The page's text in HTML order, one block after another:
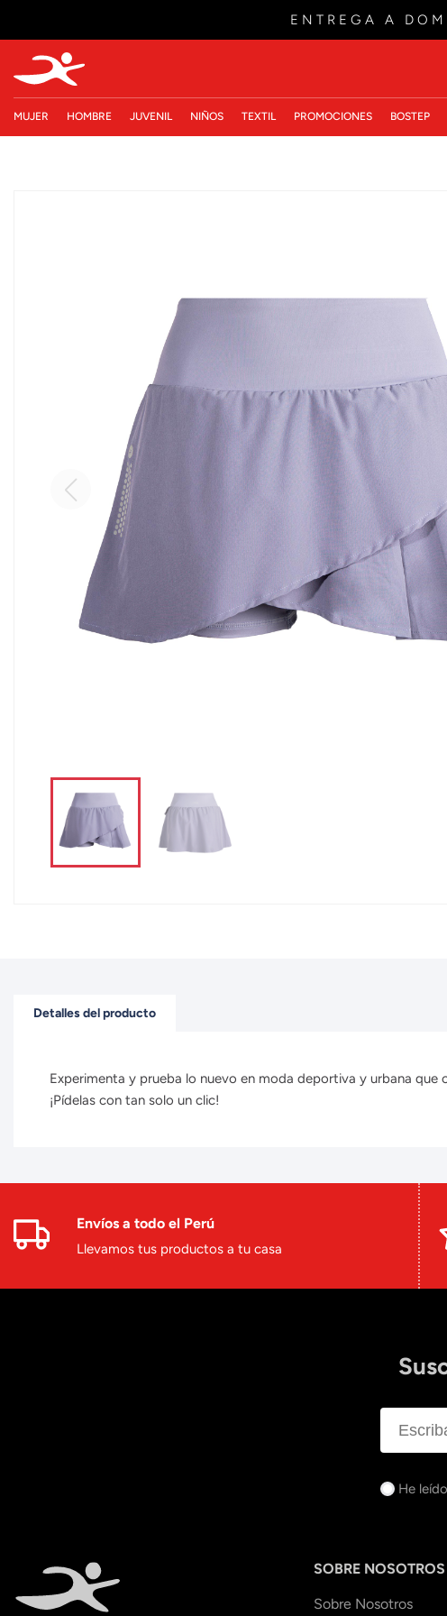
ENTREGA A
MUJER HOMBRE JUVENIL NIÑOS TEXTIL PROMOCIONES BOSTEP
Detalles del producto
Experimenta y prueba lo nuevo en moda deportiva y urbana
¡Pídelas con tan solo un clic!
Envíos a todo el Perú
Llevamos tus productos a tu casa
He
SOBRE NOSOTROS
Sobre Nosotros